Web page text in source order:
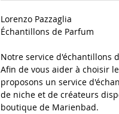
Lorenzo Pazzaglia
Échantillons de Parfum
Notre service d'échantillons
Afin de vous aider à choisir
proposons un service
de niche et de créateurs
boutique de Marienbad.